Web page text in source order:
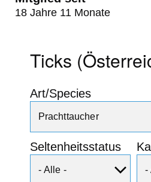
18 Jahre 11 Monate
Ticks
Art/Species
Seltenheitsstatus